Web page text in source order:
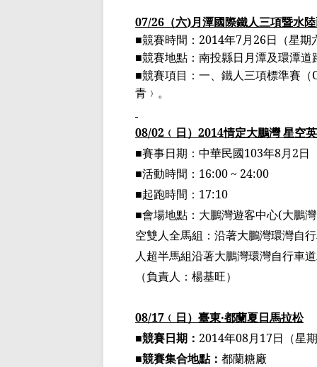
07/26 （六)月潭國際鐵人三項暨水
■競賽時間： 2014年7月26日（星期
■競賽地點：南投縣日月潭及環潭道
■競賽項目：一、鐵人三項標準賽（
青 ﹚ 。
08/02 ﹙ 日） 2014情定大鵬灣星空
■賽事日期：中華民國103年8月2日
■活動時間： 16:00 ~ 24:00
■起跑時間： 17:10
■會場地點：大鵬灣遊客中心(大鵬
空雙人全馬組 ：沿著大鵬灣環灣自行
人超半馬組沿著大鵬灣環灣自行車
（負責人：楊基旺）
08/17 ﹙ 日） 臺東‧都蘭夏日馬拉松
■競賽日期： 2014年08月17日（星
■競賽集合地點： 都蘭糖廠